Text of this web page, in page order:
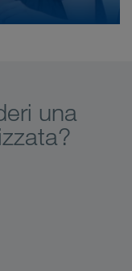
una